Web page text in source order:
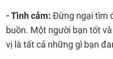
- Tình cảm: Đừng ngại tìm
buồn. Một người bạn tốt
vị là tất cả những gì bạn